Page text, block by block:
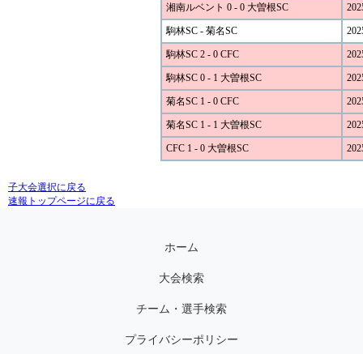
湘南ルベント 0 - 0 大曽根SC
駒林SC - 菊名SC
駒林SC 2 - 0 CFC
駒林SC 0 - 1 大曽根SC
菊名SC 1 - 0 CFC
菊名SC 1 - 1 大曽根SC
CFC 1 - 0 大曽根SC
子大会選択に戻る
速報トップページに戻る
ホーム
大会検索
チーム・選手検索
プライバシーポリシー